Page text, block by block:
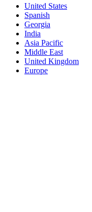
United States
Spanish
Georgia
India
Asia Pacific
Middle East
United Kingdom
Europe